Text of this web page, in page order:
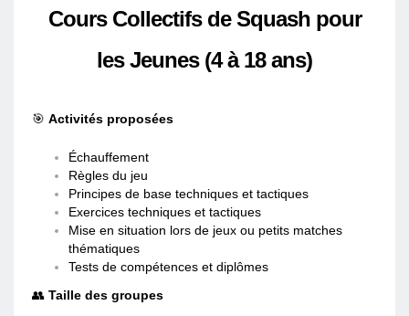
Cours Collectifs de Squash pour
les Jeunes (4 à 18 ans)
🎯 Activités proposées
Échauffement
Règles du jeu
Principes de base techniques et tactiques
Exercices techniques et tactiques
Mise en situation lors de jeux ou petits matches
thématiques
Tests de compétences et diplômes
👥 Taille des groupes